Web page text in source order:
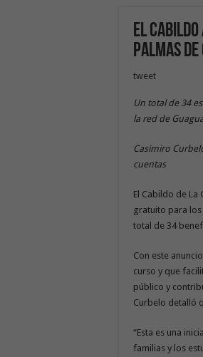
El
Palmas
tweet
Un total de 34
la red de
Casimiro
cuentas
El Cabildo de
gratuito para los
total de 34
Con este
curso y que
público y
Curbelo detalló
“Esta es una
familias y los